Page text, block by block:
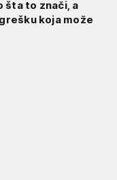
šta to znači, a
koja može